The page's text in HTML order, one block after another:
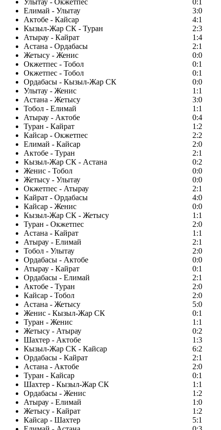
Улытау - Окжетпес
0:1
Елимай - Улытау
3:0
Актобе - Кайсар
4:1
Кызыл-Жар СК - Туран
2:3
Атырау - Кайрат
1:4
Астана - Ордабасы
2:1
Жетысу - Женис
0:0
Окжетпес - Тобол
0:1
Окжетпес - Тобол
0:1
Ордабасы - Кызыл-Жар СК
0:0
Улытау - Женис
1:1
Астана - Жетысу
3:0
Тобол - Елимай
1:1
Атырау - Актобе
0:4
Туран - Кайрат
1:2
Кайсар - Окжетпес
2:2
Елимай - Кайсар
2:0
Актобе - Туран
2:1
Кызыл-Жар СК - Астана
0:2
Женис - Тобол
0:0
Жетысу - Улытау
0:0
Окжетпес - Атырау
2:1
Кайрат - Ордабасы
4:0
Кайсар - Женис
0:0
Кызыл-Жар СК - Жетысу
1:1
Туран - Окжетпес
2:0
Астана - Кайрат
1:1
Атырау - Елимай
2:1
Тобол - Улытау
2:0
Ордабасы - Актобе
0:0
Атырау - Кайрат
0:1
Ордабасы - Елимай
2:1
Актобе - Туран
2:0
Кайсар - Тобол
2:0
Астана - Жетысу
5:0
Женис - Кызыл-Жар СК
0:1
Туран - Женис
1:1
Жетысу - Атырау
0:2
Шахтер - Актобе
1:3
Кызыл-Жар СК - Кайсар
6:2
Ордабасы - Кайрат
2:1
Астана - Актобе
2:0
Туран - Кайсар
0:1
Шахтер - Кызыл-Жар СК
1:1
Ордабасы - Женис
1:2
Атырау - Елимай
1:0
Жетысу - Кайрат
1:2
Кайсар - Шахтер
5:1